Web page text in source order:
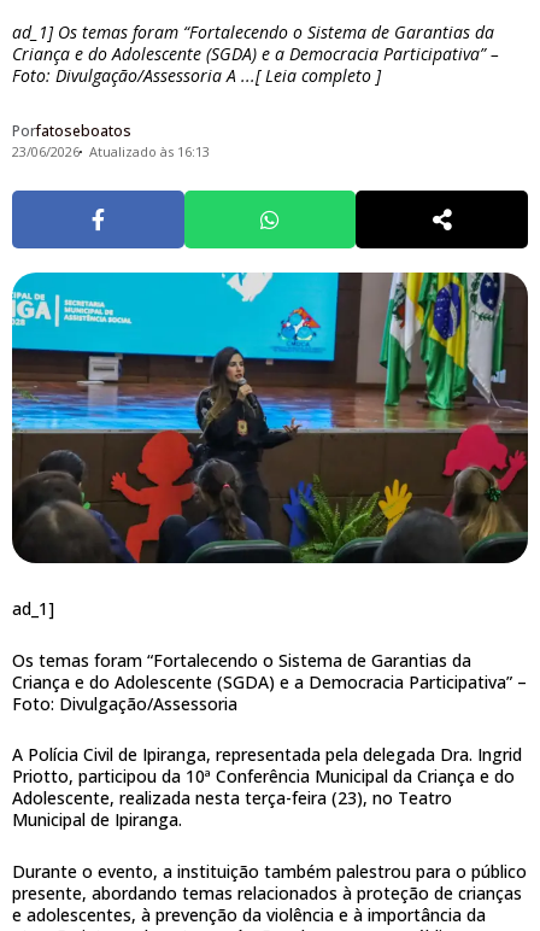
ad_1] Os temas foram “Fortalecendo o Sistema de Garantias da
Criança e do Adolescente (SGDA) e a Democracia Participativa” –
Foto: Divulgação/Assessoria A ...[ Leia completo ]
Porfatoseboatos
23/06/2026 Atualizado às 16:13
ad_1]
Os temas foram “Fortalecendo o Sistema de Garantias da
Criança e do Adolescente (SGDA) e a Democracia Participativa” –
Foto: Divulgação/Assessoria
A Polícia Civil de Ipiranga, representada pela delegada Dra. Ingrid
Priotto, participou da 10ª Conferência Municipal da Criança e do
Adolescente, realizada nesta terça-feira (23), no Teatro
Municipal de Ipiranga.
Durante o evento, a instituição também palestrou para o público
presente, abordando temas relacionados à proteção de crianças
e adolescentes, à prevenção da violência e à importância da